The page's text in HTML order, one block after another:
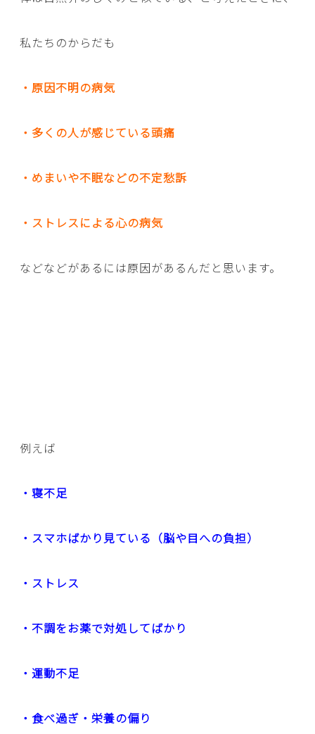
私たちのからだも
・原因不明の病気
・多くの人が感じている頭痛
・めまいや不眠などの不定愁訴
・ストレスによる心の病気
などなどがあるには原因があるんだと思います。
例えば
・寝不足
・スマホばかり見ている（脳や目への負担）
・ストレス
・不調をお薬で対処してばかり
・運動不足
・食べ過ぎ・栄養の偏り